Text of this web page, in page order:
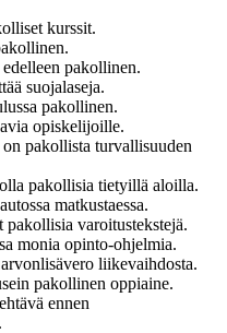
kurssit.
pakollinen.
suojalaseja.
pakollinen.
opiskelijoille.
pakollista turvallisuuden
pakollisia tietyillä aloilla.
matkustaessa.
varoitustekstejä.
monia opinto-ohjelmia.
liikevaihdosta.
pakollinen oppiaine.
ennen